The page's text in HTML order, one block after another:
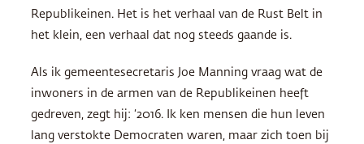
Republikeinen. Het is het verhaal van de Rust Belt in
het klein, een verhaal dat nog steeds gaande is.
Als ik gemeentesecretaris Joe Manning vraag wat de
inwoners in de armen van de Republikeinen heeft
gedreven, zegt hij: ‘2016. Ik ken mensen die hun leven
lang verstokte Democraten waren, maar zich toen bij